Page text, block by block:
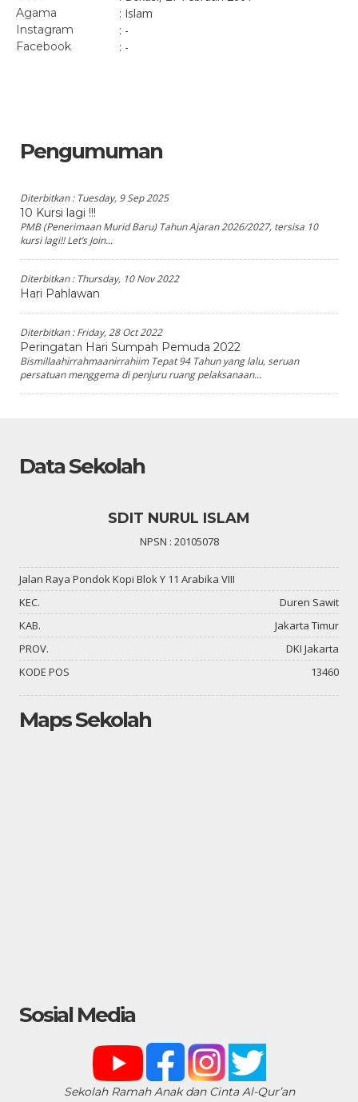
Agama : Islam
Instagram : -
Facebook : -
Pengumuman
Diterbitkan : Tuesday, 9 Sep 2025
10 Kursi lagi !!!
PMB (Penerimaan Murid Baru) Tahun Ajaran 2026/2027, tersisa 10
kursi lagi!! Let’s Join...
Diterbitkan : Thursday, 10 Nov 2022
Hari Pahlawan
Diterbitkan :Friday, 28 Oct 2022
Peringatan Hari Sumpah Pemuda 2022
Bismillaahirrahmaanirrahiim Tepat 94 Tahun yang lalu, seruan
persatuan menggema di penjuru ruang pelaksanaan...
Data Sekolah
SDIT NURUL ISLAM
NPSN : 20105078
Jalan Raya Pondok Kopi Blok Y 11 Arabika VIII
KEC.
Duren Sawit
KAB.
Jakarta Timur
PROV.
DKI Jakarta
KODE POS
13460
Maps Sekolah
Sosial Media
Sekolah Ramah Anak dan Cinta Al-Qur’an